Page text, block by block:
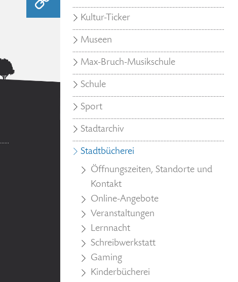
Kultur-Ticker
Museen
Max-Bruch-Musikschule
Schule
Sport
Stadtarchiv
Stadtbücherei
Öffnungszeiten, Standorte und
Kontakt
Online-Angebote
Veranstaltungen
Lernnacht
Schreibwerkstatt
Gaming
Kinderbücherei